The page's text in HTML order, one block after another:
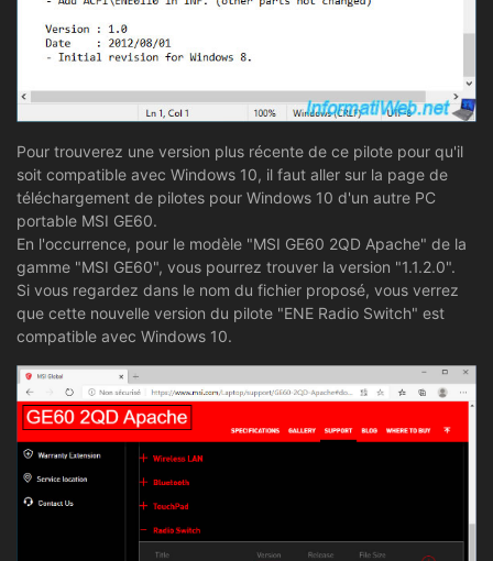
Pour trouverez une version plus récente de ce pilote pour qu'il
soit compatible avec Windows 10, il faut aller sur la page de
téléchargement de pilotes pour Windows 10 d'un autre PC
portable MSI GE60.
En l'occurrence, pour le modèle "MSI GE60 2QD Apache" de la
gamme "MSI GE60", vous pourrez trouver la version "1.1.2.0".
Si vous regardez dans le nom du fichier proposé, vous verrez
que cette nouvelle version du pilote "ENE Radio Switch" est
compatible avec Windows 10.